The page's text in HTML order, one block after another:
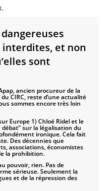
interdites, et non
sont
ancien procureur de la
CIRC, reste d’une actualité
sommes encore très loin
Europe 1) Chloé Ridel et le
débat” sur la légalisation du
ironique. Cela fait
Des décennies que
associations, économistes
la prohibition.
pouvoir, rien. Pas de
sérieuse. Seulement la
et de la répression des